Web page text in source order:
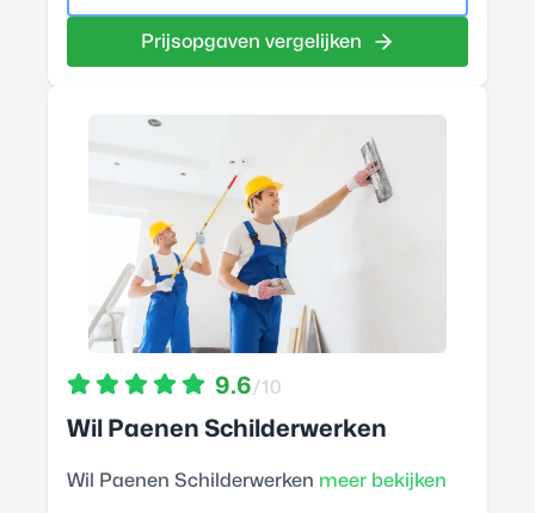
Prijsopgaven vergelijken
9.6/10
Wil Paenen Schilderwerken
Wil Paenen Schilderwerken meer bekijken